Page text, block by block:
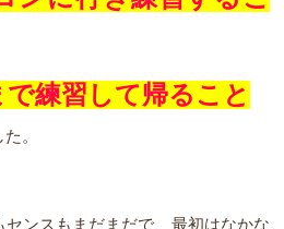
練習して帰ること
。
ンスもまだまだで、最初はなかな